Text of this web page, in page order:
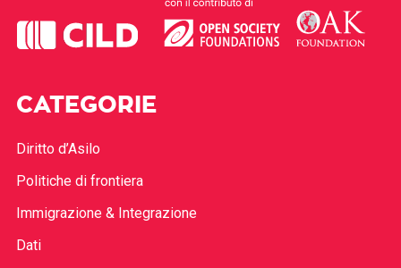
CATEGORIE
Diritto d’Asilo
Politiche di frontiera
Immigrazione & Integrazione
Dati